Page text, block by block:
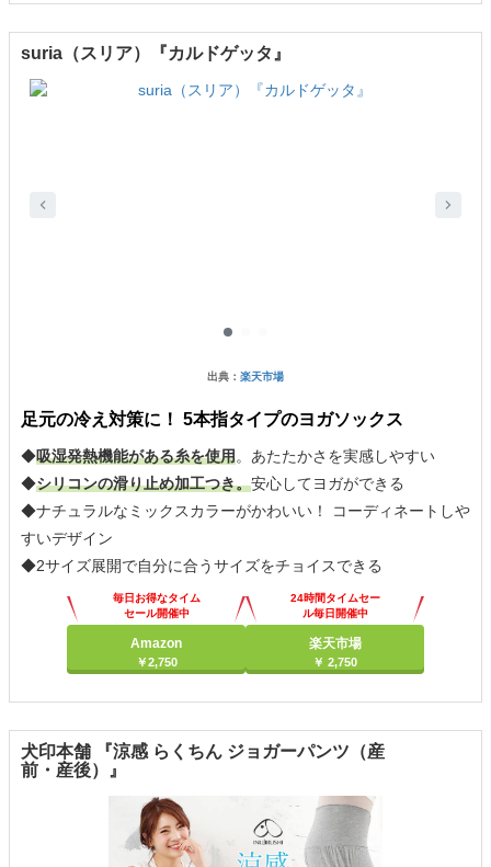
suria（スリア）『カルドゲッタ』
出典： 楽天市場
足元の冷え対策に！ 5本指タイプのヨガソックス
◆吸湿発熱機能がある糸を使用。あたたかさを実感しやすい
◆シリコンの滑り止め加工つき。安心してヨガができる
◆ナチュラルなミックスカラーがかわいい！ コーディネートしや
すいデザイン
◆2サイズ展開で自分に合うサイズをチョイスできる
毎日お得なタイム
セール開催中
Amazon
￥2,750
24時間タイムセー
ル毎日開催中
楽天市場
￥ 2,750
犬印本舗 『涼感 らくちん ジョガーパンツ（産
前・産後）』